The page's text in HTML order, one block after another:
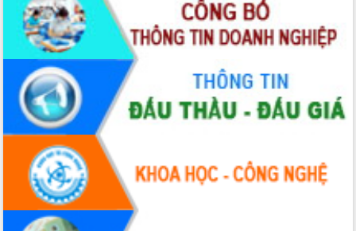
quốc phòng, quân sự địa phương năm
2026
Đắk Lắk tập trung toàn lực khắc phục
tồn tại IUU, sẵn sàng làm việc với
Đoàn thanh tra EC
Chủ tịch UBND tỉnh Tạ Anh Tuấn thăm,
chúc mừng các bệnh viện nhân Ngày
Thầy thuốc Việt Nam
Rộn ràng lễ hội truyền thống Sông
nước Đà Nông lần thứ I năm 2026
Kỳ họp Chuyên đề lần thứ Năm, HĐND
tỉnh Đắk Lắk thông qua các nghị quyết
quan trọng